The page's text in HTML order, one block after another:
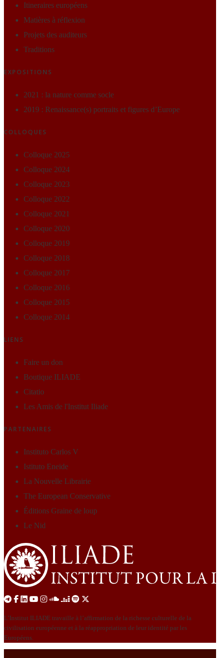
Itineraires européens
Matières à réflexion
Projets des auditeurs
Traditions
EXPOSITIONS
2021 : la nature comme socle
2019 : Renaissance(s) portraits et figures d’Europe
COLLOQUES
Colloque 2025
Colloque 2024
Colloque 2023
Colloque 2022
Colloque 2021
Colloque 2020
Colloque 2019
Colloque 2018
Colloque 2017
Colloque 2016
Colloque 2015
Colloque 2014
LIENS
Faire un don
Boutique ILIADE
Citatio
Les Amis de l'Institut Iliade
PARTENAIRES
Instituto Carlos V
Istituto Eneide
La Nouvelle Librairie
The European Conservative
Éditions Graine de loup
Le Nid
L’Institut ILIADE travaille à l’affirmation de la richesse culturelle de la
civilisation européenne et à la réappropriation de leur identité par les
Européens.